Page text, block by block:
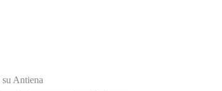
Antiena